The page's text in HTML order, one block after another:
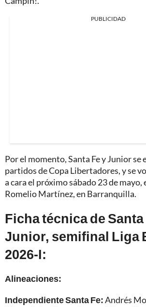
PUBLICIDAD
Por el momento, Santa Fe y Junior se
partidos de Copa Libertadores, y se
a cara el próximo sábado 23 de mayo,
Romelio Martínez, en Barranquilla.
Ficha técnica de Santa
Junior, semifinal Liga
2026-I:
Alineaciones:
Independiente Santa Fe:Andrés